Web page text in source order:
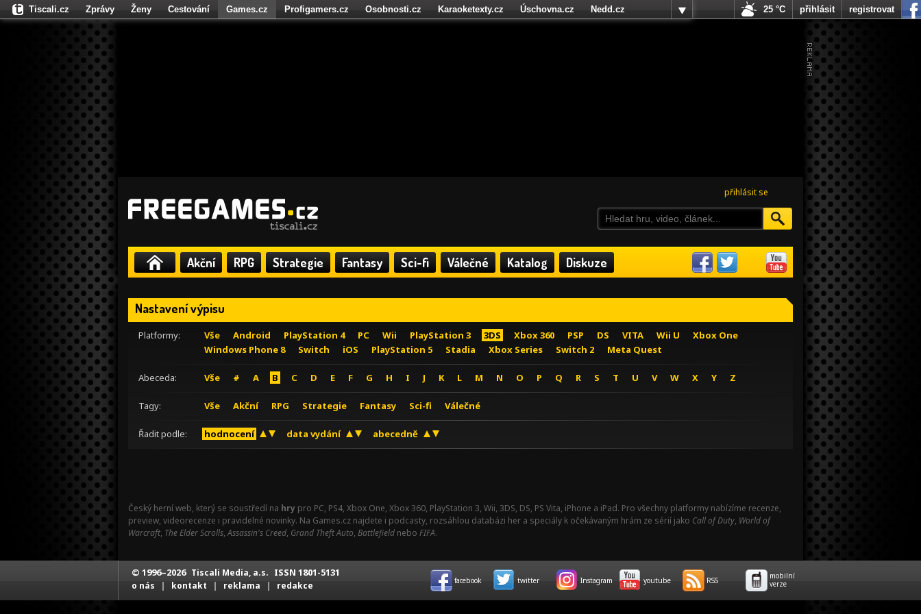
přihlásit se
Akční RPG Strategie Fantasy Sci-fi Válečné Katalog Diskuze
Nastavení výpisu
Platformy: Vše Android PlayStation 4 PC Wii PlayStation 3 3DS Xbox 360 PSP DS VITA Wii U
Xbox One
Windows Phone 8
Switch iOS PlayStation 5 Stadia Xbox Series Switch 2 Meta Quest
Abeceda: Vše # A B C D E F G H I J K L M N O P Q R S T U V W X Y Z
Tagy: Vše Akční RPG Strategie Fantasy Sci-fi Válečné
Řadit podle: hodnocení data vydání abecedně
Český herní web, který se soustředí na hry pro PC, PS4, Xbox One, Xbox 360, PlayStation 3, Wii, 3DS, DS, PS Vita, iPhone a iPad. Pro všechny platformy nabízíme recenze,
preview, videorecenze i pravidelné novinky. Na Games.cz najdete i podcasty, rozsáhlou databázi her a speciály k očekávaným hrám ze sérií jako Call of Duty, World of
Warcraft, The Elder Scrolls,Assassin's Creed, Grand Theft Auto, Battlefield nebo FIFA.
Tiscali.cz Zprávy Ženy Cestování Games.cz Profigamers.cz Osobnosti.cz Karaoketexty.cz Úschovna.cz
Nedd.cz
Fights.cz
25 °C přihlásit registrovat
© 1996–2026 Tiscali Media, a.s. ISSN 1801-5131
o nás | kontakt | reklama | redakce facebook twitter Instagram youtube RSS
mobilní
verze